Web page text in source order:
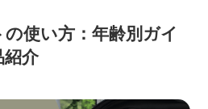
使い方：年齢別ガイ
紹介